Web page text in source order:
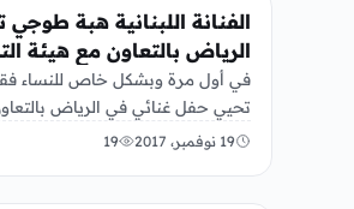
الفنانة اللبنانية هبة
الرياض بالتعاون مع هيئة
في أول مرة وبشكل خاص للنساء فقط
تحيي حفل غنائي في الرياض
19 نوفمبر، 2017 19